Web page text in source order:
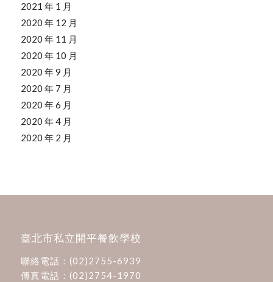
2021 年 1 月
2020 年 12 月
2020 年 11 月
2020 年 10 月
2020 年 9 月
2020 年 7 月
2020 年 6 月
2020 年 4 月
2020 年 2 月
臺北市私立開平餐飲學校
聯絡電話： (02)2755-6939
傳真電話：(02)2754-1970